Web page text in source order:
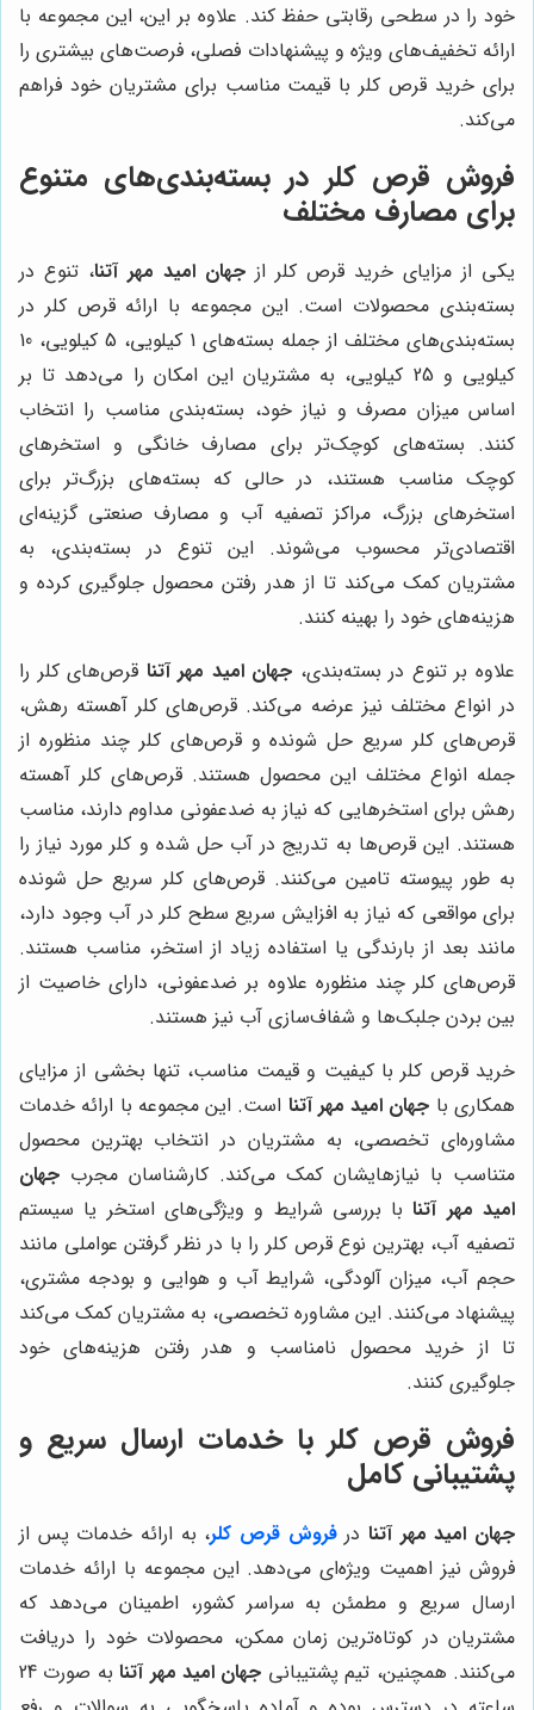
خود را در سطحی رقابتی حفظ کند. علاوه بر این، این مجموعه با
ارائه تخفیف‌های ویژه و پیشنهادات فصلی، فرصت‌های بیشتری را
برای خرید قرص کلر با قیمت مناسب برای مشتریان خود فراهم
می‌کند.
فروش قرص کلر در بسته‌بندی‌های متنوع
برای مصارف مختلف
یکی از مزایای خرید قرص کلر از جهان امید مهر آتنا، تنوع در
بسته‌بندی محصولات است. این مجموعه با ارائه قرص کلر در
بسته‌بندی‌های مختلف از جمله بسته‌های 1 کیلویی، 5 کیلویی، 10
کیلویی و 25 کیلویی، به مشتریان این امکان را می‌دهد تا بر
اساس میزان مصرف و نیاز خود، بسته‌بندی مناسب را انتخاب
کنند. بسته‌های کوچک‌تر برای مصارف خانگی و استخرهای
کوچک مناسب هستند، در حالی که بسته‌های بزرگ‌تر برای
استخرهای بزرگ، مراکز تصفیه آب و مصارف صنعتی گزینه‌ای
اقتصادی‌تر محسوب می‌شوند. این تنوع در بسته‌بندی، به
مشتریان کمک می‌کند تا از هدر رفتن محصول جلوگیری کرده و
هزینه‌های خود را بهینه کنند.
علاوه بر تنوع در بسته‌بندی، جهان امید مهر آتنا قرص‌های کلر را
در انواع مختلف نیز عرضه می‌کند. قرص‌های کلر آهسته رهش،
قرص‌های کلر سریع حل شونده و قرص‌های کلر چند منظوره از
جمله انواع مختلف این محصول هستند. قرص‌های کلر آهسته
رهش برای استخرهایی که نیاز به ضدعفونی مداوم دارند، مناسب
هستند. این قرص‌ها به تدریج در آب حل شده و کلر مورد نیاز را
به طور پیوسته تامین می‌کنند. قرص‌های کلر سریع حل شونده
برای مواقعی که نیاز به افزایش سریع سطح کلر در آب وجود دارد،
مانند بعد از بارندگی یا استفاده زیاد از استخر، مناسب هستند.
قرص‌های کلر چند منظوره علاوه بر ضدعفونی، دارای خاصیت از
بین بردن جلبک‌ها و شفاف‌سازی آب نیز هستند.
خرید قرص کلر با کیفیت و قیمت مناسب، تنها بخشی از مزایای
همکاری با جهان امید مهر آتنا است. این مجموعه با ارائه خدمات
مشاوره‌ای تخصصی، به مشتریان در انتخاب بهترین محصول
متناسب با نیازهایشان کمک می‌کند. کارشناسان مجرب جهان
امید مهر آتنابا بررسی شرایط و ویژگی‌های استخر یا سیستم
تصفیه آب، بهترین نوع قرص کلر را با در نظر گرفتن عواملی مانند
حجم آب، میزان آلودگی، شرایط آب و هوایی و بودجه مشتری،
پیشنهاد می‌کنند. این مشاوره تخصصی، به مشتریان کمک می‌کند
تا از خرید محصول نامناسب و هدر رفتن هزینه‌های خود
جلوگیری کنند.
فروش قرص کلر با خدمات ارسال سریع و
پشتیبانی کامل
جهان امید مهر آتنادرفروش قرص کلر، به ارائه خدمات پس از
فروش نیز اهمیت ویژه‌ای می‌دهد. این مجموعه با ارائه خدمات
ارسال سریع و مطمئن به سراسر کشور، اطمینان می‌دهد که
مشتریان در کوتاه‌ترین زمان ممکن، محصولات خود را دریافت
می‌کنند. همچنین، تیم پشتیبانی جهان امید مهر آتنا
به صورت 24